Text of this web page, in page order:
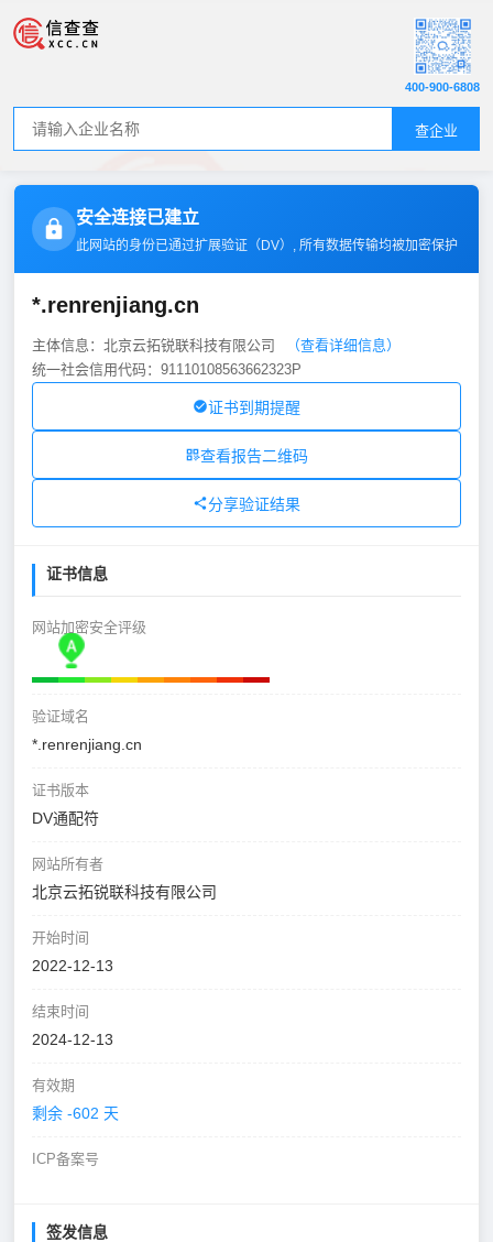
查企业
400-900-6808
安全连接已建立
此网站的身份已通过扩展验证（DV）, 所有数据传输均被加密保护
*.renrenjiang.cn
主体信息：北京云拓锐联科技有限公司
（查看详细信息）
统一社会信用代码：91110108563662323P
证书到期提醒
查看报告二维码
分享验证结果
证书信息
网站加密安全评级
验证域名
*.renrenjiang.cn
证书版本
DV通配符
网站所有者
北京云拓锐联科技有限公司
开始时间
2022-12-13
结束时间
2024-12-13
有效期
剩余 -602 天
ICP备案号
签发信息